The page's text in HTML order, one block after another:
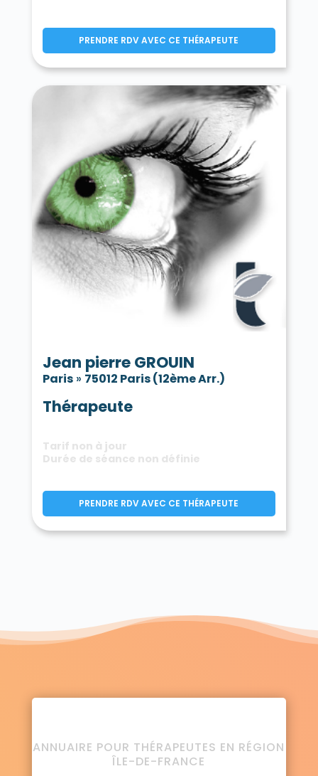
PRENDRE RDV AVEC CE THÉRAPEUTE
Jean pierre GROUIN
Paris» 75012 Paris (12ème Arr.)
Thérapeute
Tarif non à jour
Durée de séance non définie
PRENDRE RDV AVEC CE THÉRAPEUTE
ANNUAIRE POUR THÉRAPEUTES EN RÉGION
ÎLE-DE-FRANCE